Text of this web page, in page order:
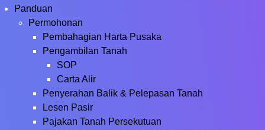
Panduan
Permohonan
Pembahagian Harta Pusaka
Pengambilan Tanah
SOP
Carta Alir
Penyerahan Balik & Pelepasan Tanah
Lesen Pasir
Pajakan Tanah Persekutuan